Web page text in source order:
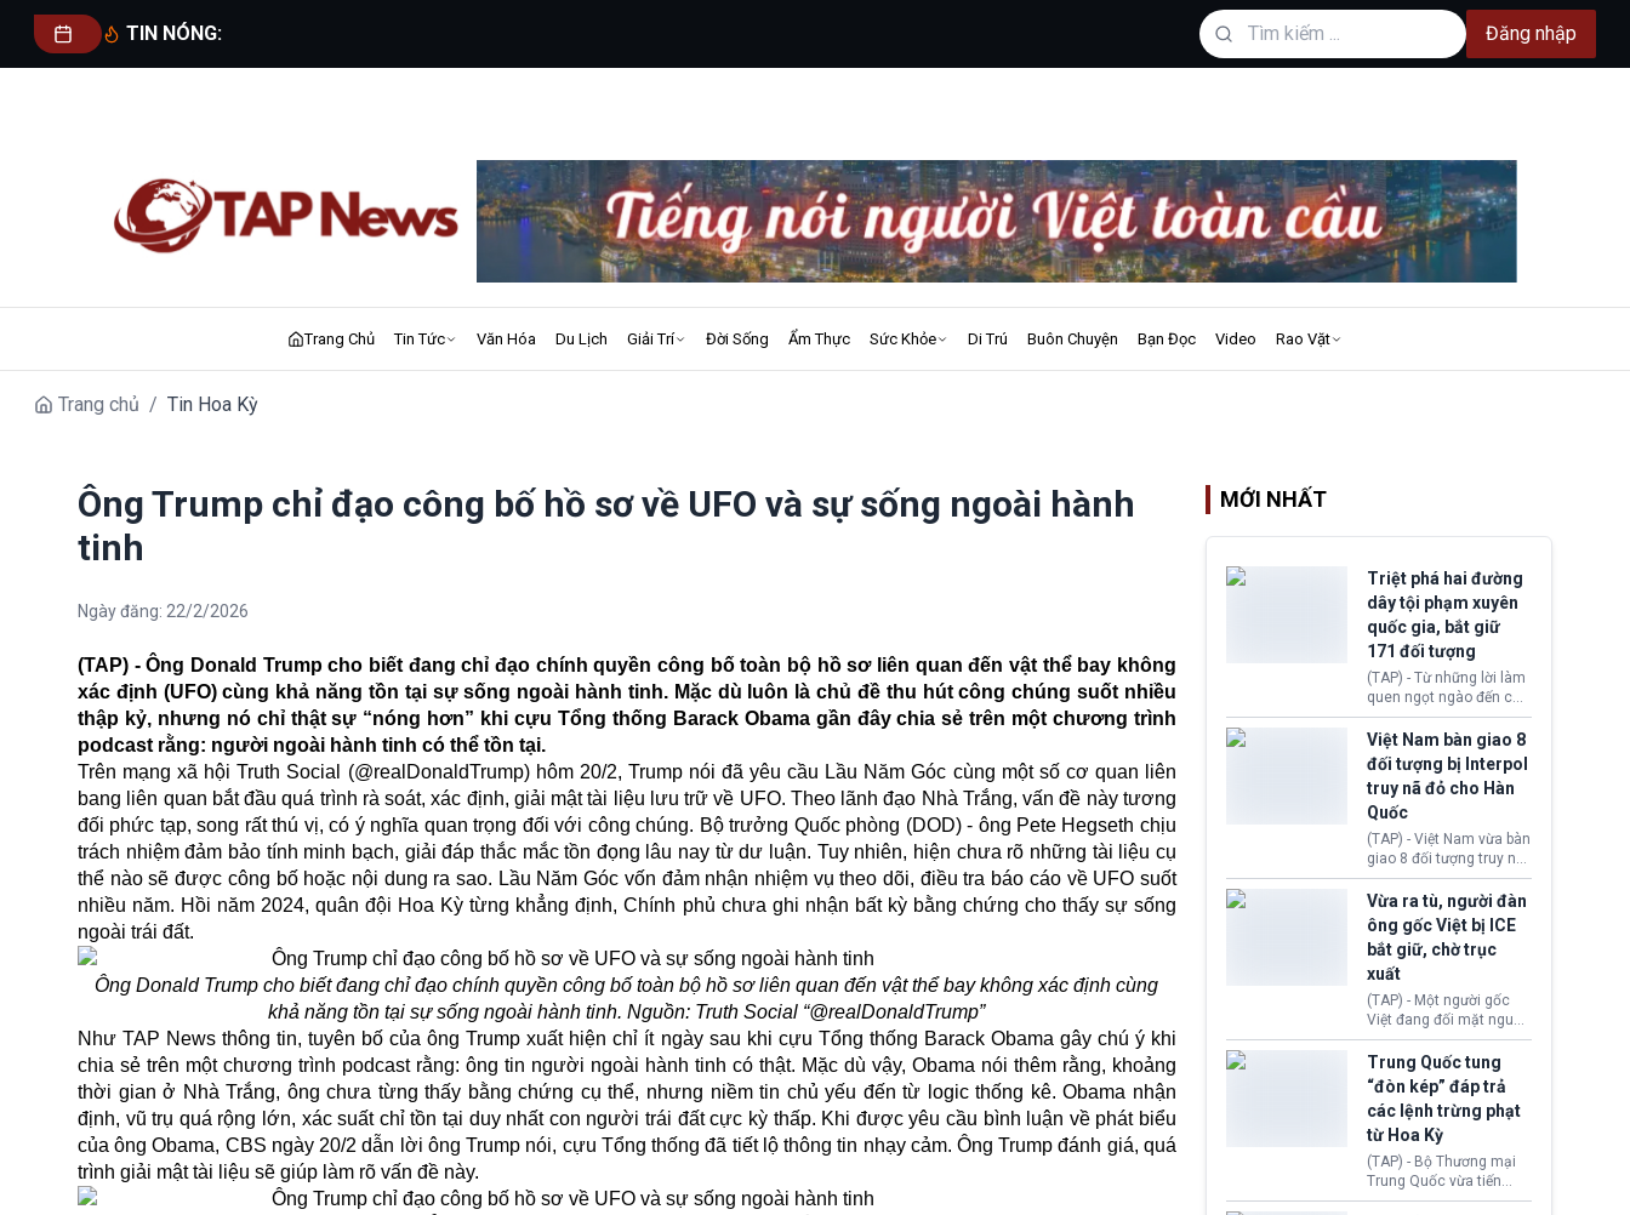
TIN NÓNG: Đăng nhập
Trang Chủ Tin Tức Văn Hóa Du Lịch Giải Trí Đời Sống Ẩm Thực Sức Khỏe Di Trú Buôn Chuyện Bạn Đọc Video Rao Vặt
Trang chủ / Tin Hoa Kỳ
Ông Trump chỉ đạo công bố hồ sơ về UFO và sự sống ngoài hành
tinh
Ngày đăng: 22/2/2026
(TAP) - Ông Donald Trump cho biết đang chỉ đạo chính quyền công bố toàn bộ hồ sơ liên quan đến vật thể bay không
xác định (UFO) cùng khả năng tồn tại sự sống ngoài hành tinh. Mặc dù luôn là chủ đề thu hút công chúng suốt nhiều
thập kỷ, nhưng nó chỉ thật sự “nóng hơn” khi cựu Tổng thống Barack Obama gần đây chia sẻ trên một chương trình
podcast rằng: người ngoài hành tinh có thể tồn tại.
Trên mạng xã hội Truth Social (@realDonaldTrump) hôm 20/2, Trump nói đã yêu cầu Lầu Năm Góc cùng một số cơ quan liên
bang liên quan bắt đầu quá trình rà soát, xác định, giải mật tài liệu lưu trữ về UFO. Theo lãnh đạo Nhà Trắng, vấn đề này tương
đối phức tạp, song rất thú vị, có ý nghĩa quan trọng đối với công chúng. Bộ trưởng Quốc phòng (DOD) - ông Pete Hegseth chịu
trách nhiệm đảm bảo tính minh bạch, giải đáp thắc mắc tồn đọng lâu nay từ dư luận. Tuy nhiên, hiện chưa rõ những tài liệu cụ
thể nào sẽ được công bố hoặc nội dung ra sao. Lầu Năm Góc vốn đảm nhận nhiệm vụ theo dõi, điều tra báo cáo về UFO suốt
nhiều năm. Hồi năm 2024, quân đội Hoa Kỳ từng khẳng định, Chính phủ chưa ghi nhận bất kỳ bằng chứng cho thấy sự sống
ngoài trái đất.
Ông Donald Trump cho biết đang chỉ đạo chính quyền công bố toàn bộ hồ sơ liên quan đến vật thể bay không xác định cùng
khả năng tồn tại sự sống ngoài hành tinh. Nguồn: Truth Social “@realDonaldTrump”
Như TAP News thông tin, tuyên bố của ông Trump xuất hiện chỉ ít ngày sau khi cựu Tổng thống Barack Obama gây chú ý khi
chia sẻ trên một chương trình podcast rằng: ông tin người ngoài hành tinh có thật. Mặc dù vậy, Obama nói thêm rằng, khoảng
thời gian ở Nhà Trắng, ông chưa từng thấy bằng chứng cụ thể, nhưng niềm tin chủ yếu đến từ logic thống kê. Obama nhận
định, vũ trụ quá rộng lớn, xác suất chỉ tồn tại duy nhất con người trái đất cực kỳ thấp. Khi được yêu cầu bình luận về phát biểu
của ông Obama, CBS ngày 20/2 dẫn lời ông Trump nói, cựu Tổng thống đã tiết lộ thông tin nhạy cảm. Ông Trump đánh giá, quá
trình giải mật tài liệu sẽ giúp làm rõ vấn đề này.
MỚI NHẤT
Triệt phá hai đường
dây tội phạm xuyên
quốc gia, bắt giữ
171 đối tượng
(TAP) - Từ những lời làm
quen ngọt ngào đến các
“sàn vàng ảo”, bất động
sản trực tuyến cùng
đường dây đánh bạc quy
mô lớn, hai tổ chức tội
phạm xuyên quốc gia đã
dựng lên mạng lưới hoạt
động tại Việt Nam và
Lào, lôi kéo hàng nghìn
người tham gia, luân
chuyển dòng tiền qua
nhiều lớp tài khoản. Sau
hơn 2 tuần phối hợp truy
xét, lực lượng chức năng
hai nước đã bắt giữ 171
Việt Nam bàn giao 8
đối tượng bị Interpol
truy nã đỏ cho Hàn
Quốc
(TAP) - Việt Nam vừa bàn
giao 8 đối tượng truy nã
đỏ Interpol cho lực lượng
chức năng Hàn Quốc.
Nhóm này bị xác định
lừa đảo 619 nạn nhân,
chiếm đoạt hơn 17,7 tỷ
KRW.
Vừa ra tù, người đàn
ông gốc Việt bị ICE
bắt giữ, chờ trục
xuất
(TAP) - Một người gốc
Việt đang đối mặt nguy
cơ bị trục xuất khỏi Hoa
Kỳ sau khi đã chấp hành
xong bản án liên quan
đến tội ác từ hơn 30
năm trước tại California.
Trung Quốc tung
“đòn kép” đáp trả
các lệnh trừng phạt
từ Hoa Kỳ
(TAP) - Bộ Thương mại
Trung Quốc vừa tiến
hành áp đặt lệnh trừng